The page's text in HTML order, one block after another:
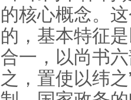
的核心概念。
的，基本特征
合一，以尚书
之，置使以纬